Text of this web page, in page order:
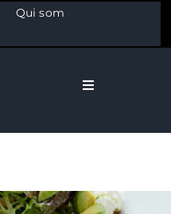
Qui som
Toggle